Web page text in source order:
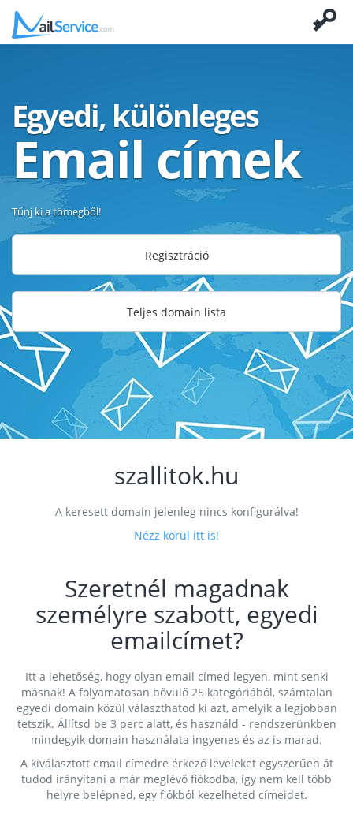
Egyedi, különleges
Email címek
Tűnj ki a tömegből!
Regisztráció
Teljes domain lista
szallitok.hu
A keresett domain jelenleg nincs konfigurálva!
Nézz körül itt is!
Szeretnél magadnak
személyre szabott, egyedi
emailcímet?
Itt a lehetőség, hogy olyan email címed legyen, mint senki
másnak! A folyamatosan bővülő 25 kategóriából, számtalan
egyedi domain közül választhatod ki azt, amelyik a legjobban
tetszik. Állítsd be 3 perc alatt, és használd - rendszerünkben
mindegyik domain használata ingyenes és az is marad.
A kiválasztott email címedre érkező leveleket egyszerűen át
tudod irányítani a már meglévő fiókodba, így nem kell több
helyre belépned, egy fiókból kezelheted címeidet.